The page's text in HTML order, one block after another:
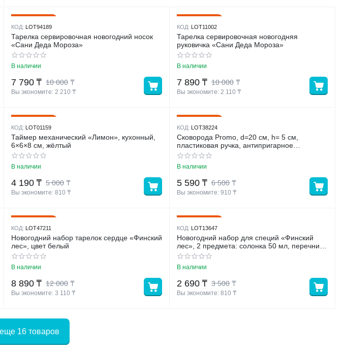
КОД: LOT94189
Тарелка сервировочная новогодний носок
«Сани Деда Мороза»
В наличии
10 000 ₸
7 790 ₸
Вы экономите: 2 210 ₸
КОД: LOT11002
Тарелка сервировочная новогодняя
руковичка «Сани Деда Мороза»
В наличии
10 000 ₸
7 890 ₸
Вы экономите: 2 110 ₸
КОД: LOT01159
Таймер механический «Лимон», кухонный,
6×6×8 см, жёлтый
В наличии
5 000 ₸
4 190 ₸
Вы экономите: 810 ₸
КОД: LOT38224
Сковорода Promo, d=20 см, h= 5 см,
пластиковая ручка, антипригарное
покрытие, цвет бордовый
В наличии
6 500 ₸
5 590 ₸
Вы экономите: 910 ₸
КОД: LOT47211
Новогодний набор тарелок сердце «Финский
лес», цвет белый
В наличии
12 000 ₸
8 890 ₸
Вы экономите: 3 110 ₸
КОД: LOT13647
Новогодний набор для специй «Финский
лес», 2 предмета: солонка 50 мл, перечница
50 мл, керамика, цвет белый
В наличии
3 500 ₸
2 690 ₸
Вы экономите: 810 ₸
16 товаров